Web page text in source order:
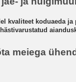
kvaliteet koduaeda ja
meiega